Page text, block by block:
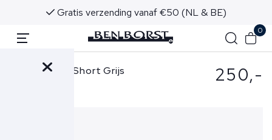
Gratis verzending vanaf €50 (NL & BE)
0
Stone Island Short Grijs 250,-